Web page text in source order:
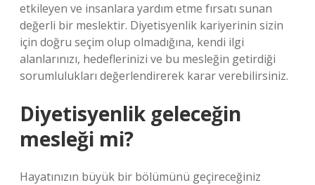
etkileyen ve insanlara yardım etme fırsatı sunan
değerli bir meslektir. Diyetisyenlik kariyerinin sizin
için doğru seçim olup olmadığına, kendi ilgi
alanlarınızı, hedeflerinizi ve bu mesleğin getirdiği
sorumlulukları değerlendirerek karar verebilirsiniz.
Diyetisyenlik geleceğin
mesleği mi?
Hayatınızın büyük bir bölümünü geçireceğiniz